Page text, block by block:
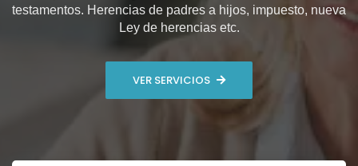
testamentos. Herencias de padres a hijos, impuesto, nueva
Ley de herencias etc.
VER SERVICIOS